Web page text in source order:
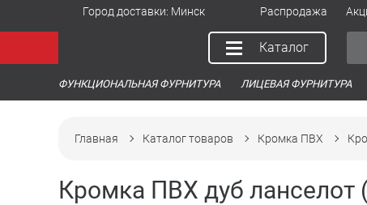
Город доставки: Минск Распродажа
Каталог
ФУНКЦИОНАЛЬНАЯ ФУРНИТУРА ЛИЦЕВАЯ ФУРНИТУРА
Главная Каталог товаров Кромка ПВХ
Кромка ПВХ дуб ланселот